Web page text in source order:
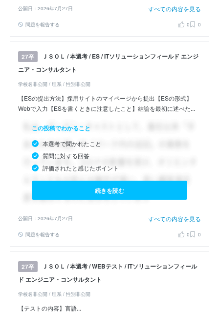
公開日：2026年7月27日 すべての内容を見る
問題を報告する 0 0
27卒
ＪＳＯＬ / 本選考 / ES / ITソリューションフィールド エンジ
ニア・コンサルタント
学校名非公開 / 理系 / 性別非公開
【ESの提出方法】採用サイトのマイページから提出【ESの形式】
Webで入力【ESを書くときに注意したこと】結論を最初に述べた...
この投稿でわかること
本選考で聞かれたこと
質問に対する回答
評価されたと感じたポイント
続きを読む
公開日：2026年7月27日 すべての内容を見る
問題を報告する 0 0
27卒
ＪＳＯＬ / 本選考 / WEBテスト / ITソリューションフィール
ド エンジニア・コンサルタント
学校名非公開 / 理系 / 性別非公開
【テストの内容】言語...